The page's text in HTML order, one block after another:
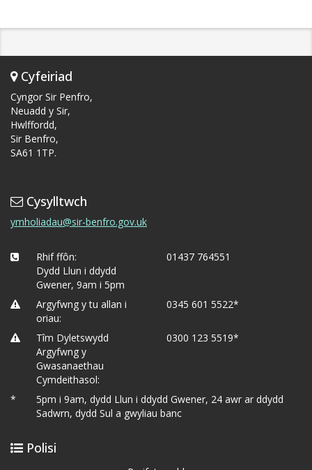
Cyfeiriad
Cyngor Sir Penfro,
Neuadd y Sir,
Hwlffordd,
Sir Benfro,
SA61 1TP.
Cysylltwch
ymholiadau@sir-benfro.gov.uk
Rhif ffôn:
Dydd Llun i ddydd
Gwener, 9am i 5pm
01437 764551
Argyfwng y tu allan i
oriau:
0345 601 5522*
Tîm Dyletswydd
Argyfwng y
Gwasanaethau
Cymdeithasol:
0300 123 5519*
*
5pm i 9am, dydd Llun i ddydd Gwener, 24 awr ar ddydd
Sadwrn, dydd Sul a gwyliau banc
Polisi